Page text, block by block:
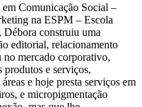
Comunicação Social –
na ESPM – Escola
Débora construiu uma
editorial, relacionamento
mercado corporativo,
produtos e serviços,
e hoje presta serviços em
e micropigmentação